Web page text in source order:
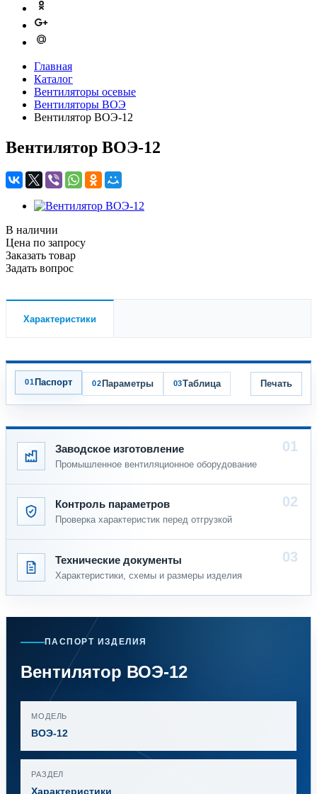
Главная
Каталог
Вентиляторы осевые
Вентиляторы ВОЭ
Вентилятор ВОЭ-12
Вентилятор ВОЭ-12
В наличии
Цена по запросу
Заказать товар
Задать вопрос
Характеристики
Паспорт Параметры Таблица Печать
Заводское изготовление
Промышленное вентиляционное оборудование
Контроль параметров
Проверка характеристик перед отгрузкой
Технические документы
Характеристики, схемы и размеры изделия
ПАСПОРТ ИЗДЕЛИЯ
Вентилятор ВОЭ-12
МОДЕЛЬ
ВОЭ-12
РАЗДЕЛ
Характеристики